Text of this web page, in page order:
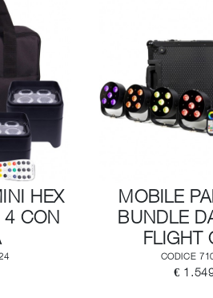
HEX
CON
MOBILE
BUNDLE
FLIGHT
CODICE
€